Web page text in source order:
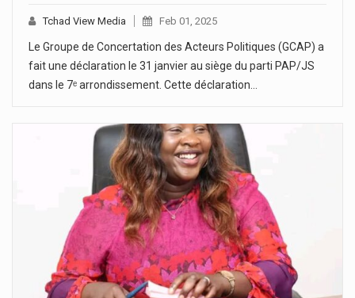
Tchad View Media Feb 01, 2025
Le Groupe de Concertation des Acteurs Politiques (GCAP) a
fait une déclaration le 31 janvier au siège du parti PAP/JS
dans le 7ᵉ arrondissement. Cette déclaration…